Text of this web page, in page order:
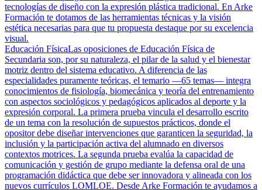
tecnologías de diseño con la expresión plástica tradicional. En Arke
Formación te dotamos de las herramientas técnicas y la visión
estética necesarias para que tu propuesta destaque por su excelencia
visual.
Educación FísicaLas oposiciones de Educación Física de
Secundaria son, por su naturaleza, el pilar de la salud y el bienestar
motriz dentro del sistema educativo. A diferencia de las
especialidades puramente teóricas, el temario —65 temas— integra
conocimientos de fisiología, biomecánica y teoría del entrenamiento
con aspectos sociológicos y pedagógicos aplicados al deporte y la
expresión corporal. La primera prueba vincula el desarrollo escrito
de un tema con la resolución de supuestos prácticos, donde el
opositor debe diseñar intervenciones que garanticen la seguridad, la
inclusión y la participación activa del alumnado en diversos
contextos motrices. La segunda prueba evalúa la capacidad de
comunicación y gestión de grupo mediante la defensa oral de una
programación didáctica que debe ser innovadora y alineada con los
nuevos currículos LOMLOE. Desde Arke Formación te ayudamos a